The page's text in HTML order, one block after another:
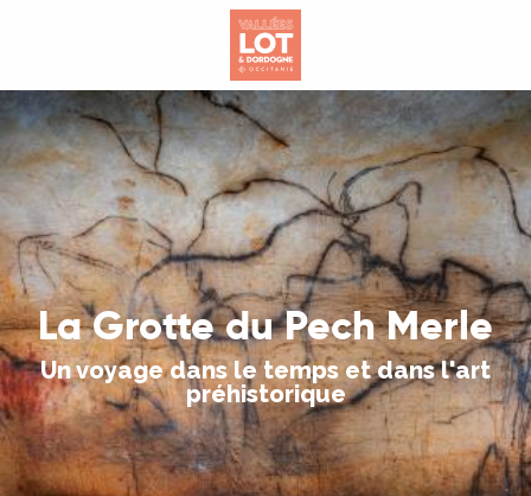
principal
La Grotte du Pech Merle
Un voyage dans le temps et dans l'art
préhistorique